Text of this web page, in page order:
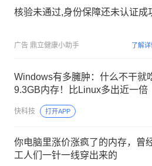
核验未通过,身份保障还未认证成
广告 鼎立健康小助手 了解
Windows有多臃肿：什么不干就
9.3GB内存！比Linux多出近一倍
快科技 打开APP
你电脑里涨价涨疯了的内存，曾
工人们一针一线穿出来的